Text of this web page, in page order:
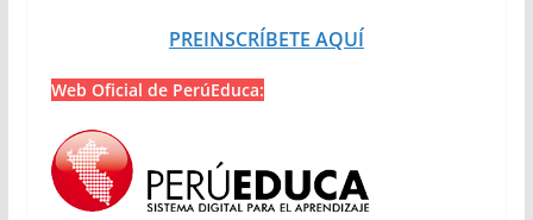
PREINSCRÍBETE AQUÍ
Web Oficial de PerúEduca: